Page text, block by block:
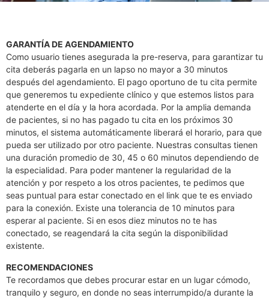
GARANTÍA DE AGENDAMIENTO
Como usuario tienes asegurada la pre-reserva, para garantizar tu
cita deberás pagarla en un lapso no mayor a 30 minutos
después del agendamiento. El pago oportuno de tu cita permite
que generemos tu expediente clínico y que estemos listos para
atenderte en el día y la hora acordada. Por la amplia demanda
de pacientes, si no has pagado tu cita en los próximos 30
minutos, el sistema automáticamente liberará el horario, para que
pueda ser utilizado por otro paciente. Nuestras consultas tienen
una duración promedio de 30, 45 o 60 minutos dependiendo de
la especialidad. Para poder mantener la regularidad de la
atención y por respeto a los otros pacientes, te pedimos que
seas puntual para estar conectado en el link que te es enviado
para la conexión. Existe una tolerancia de 10 minutos para
esperar al paciente. Si en esos diez minutos no te has
conectado, se reagendará la cita según la disponibilidad
existente.
RECOMENDACIONES
Te recordamos que debes procurar estar en un lugar cómodo,
tranquilo y seguro, en donde no seas interrumpido/a durante la